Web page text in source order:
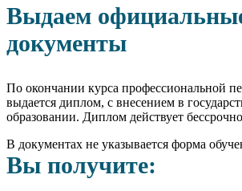
Выдаем
документы
По окончании курса профессиональной
выдается диплом, с внесением в
образовании. Диплом действует
В документах не указывается форма
Вы получите: